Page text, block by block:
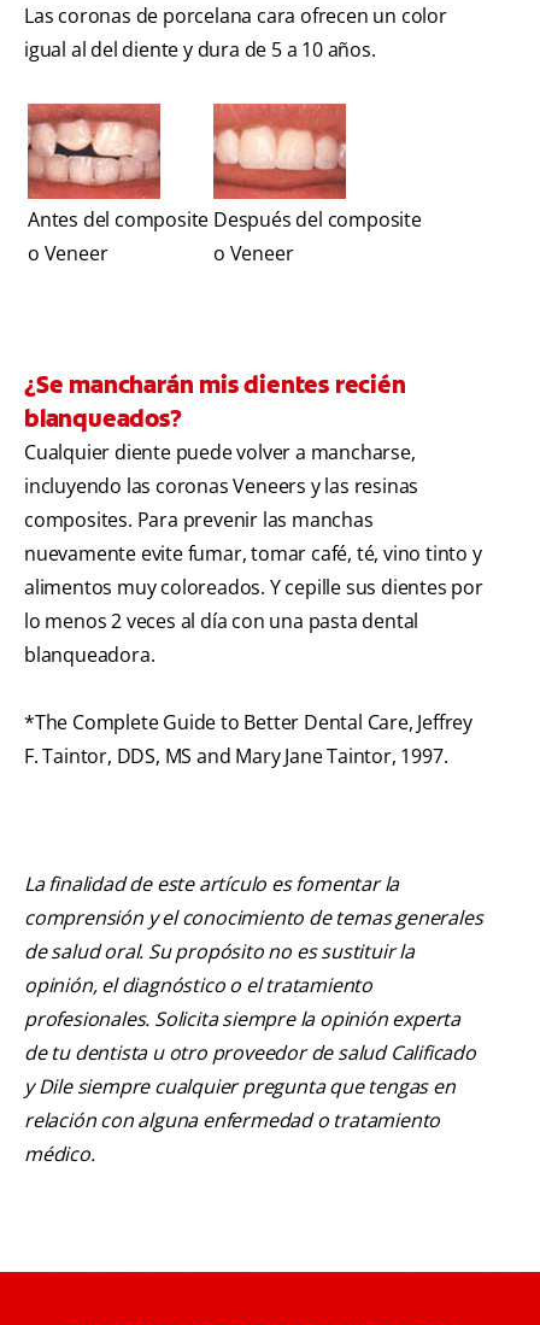
Las coronas de porcelana cara ofrecen un color
igual al del diente y dura de 5 a 10 años.
Antes del composite
o Veneer
Después del composite
o Veneer
¿Se mancharán mis dientes recién
blanqueados?
Cualquier diente puede volver a mancharse,
incluyendo las coronas Veneers y las resinas
composites. Para prevenir las manchas
nuevamente evite fumar, tomar café, té, vino tinto y
alimentos muy coloreados. Y cepille sus dientes por
lo menos 2 veces al día con una pasta dental
blanqueadora.
*The Complete Guide to Better Dental Care, Jeffrey
F. Taintor, DDS, MS and Mary Jane Taintor, 1997.
La finalidad de este artículo es fomentar la
comprensión y el conocimiento de temas generales
de salud oral. Su propósito no es sustituir la
opinión, el diagnóstico o el tratamiento
profesionales. Solicita siempre la opinión experta
de tu dentista u otro proveedor de salud Calificado
y Dile siempre cualquier pregunta que tengas en
relación con alguna enfermedad o tratamiento
médico.